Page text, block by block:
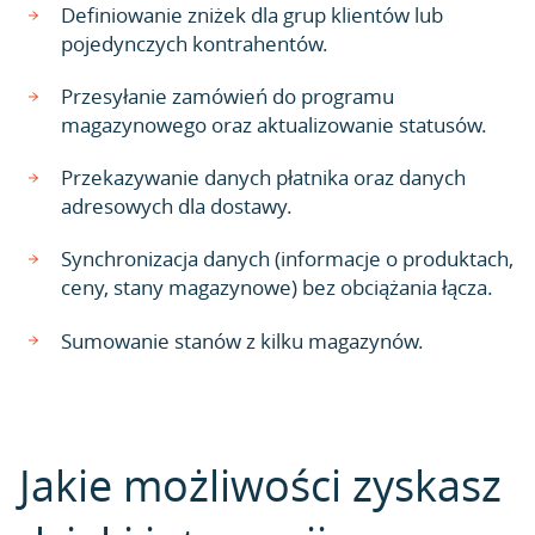
Definiowanie zniżek dla grup klientów lub
pojedynczych kontrahentów.
Przesyłanie zamówień do programu
magazynowego oraz aktualizowanie statusów.
Przekazywanie danych płatnika oraz danych
adresowych dla dostawy.
Synchronizacja danych (informacje o produktach,
ceny, stany magazynowe) bez obciążania łącza.
Sumowanie stanów z kilku magazynów.
Jakie możliwości zyskasz